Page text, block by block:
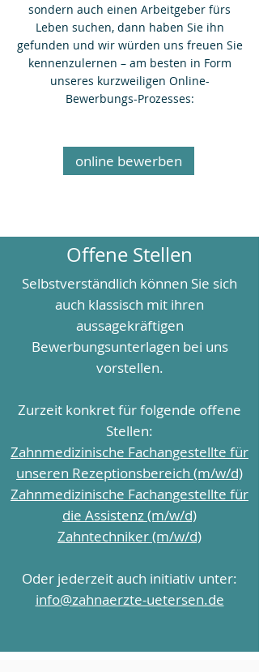
sondern auch einen Arbeitgeber fürs
Leben suchen, dann haben Sie ihn
gefunden und wir würden uns freuen Sie
kennenzulernen – am besten in Form
unseres kurzweiligen Online-
Bewerbungs-Prozesses:
online bewerben
Offene Stellen
Selbstverständlich können Sie sich
auch klassisch mit ihren
aussagekräftigen
Bewerbungsunterlagen bei uns
vorstellen.
Zurzeit konkret für folgende offene
Stellen:
Zahnmedizinische Fachangestellte für
unseren Rezeptionsbereich (m/w/d)
Zahnmedizinische Fachangestellte für
die Assistenz (m/w/d)
Zahntechniker (m/w/d)
Oder jederzeit auch initiativ unter:
info@zahnaerzte-uetersen.de